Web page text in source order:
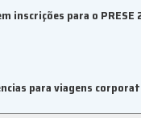
inscrições para o PRESE
para viagens